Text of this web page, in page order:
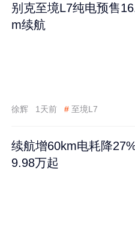
别克至境L7纯电预售
m续航
徐辉 1天前 # 至境L7
续航增60km电耗降
9.98万起